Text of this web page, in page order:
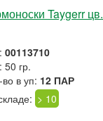
Taygerr
00113710
50 гр.
в уп: 12 ПАР
> 10